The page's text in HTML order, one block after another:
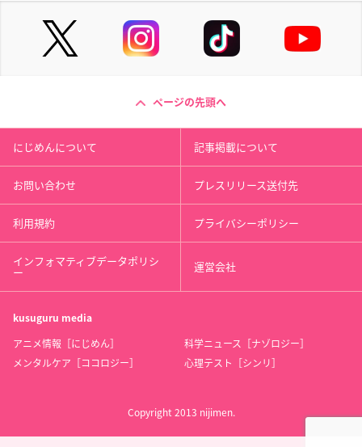
ページの先頭へ
にじめんについて 記事掲載について
お問い合わせ プレスリリース送付先
利用規約 プライバシーポリシー
インフォマティブデータポリシ
ー 運営会社
kusuguru media
アニメ情報［にじめん］
科学ニュース［ナゾロジー］
メンタルケア［ココロジー］
心理テスト［シンリ］
Copyright 2013 nijimen.